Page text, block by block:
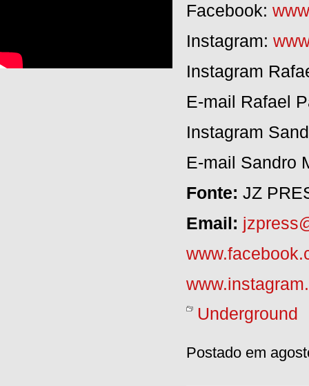
Facebook:
Instagram:
Instagram
E-mail Rafael
Instagram
E-mail Sandro
Fonte: JZ
Email:
Underground
Postado em